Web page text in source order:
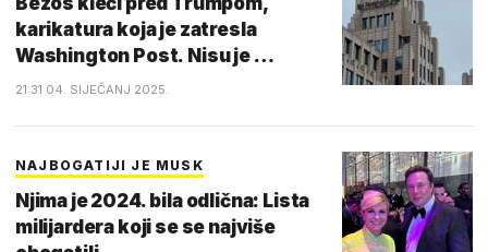
karikatura koja je zatresla
Washington Post. Nisu je …
21:31 04. SIJEČANJ 2025.
NAJBOGATIJI JE MUSK
Njima je 2024. bila odlična: Lista
milijardera koji se se najviše